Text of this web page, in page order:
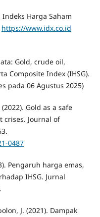
Indeks Harga Saham
https://www.idx.co.id
Gold, crude oil,
Composite Index (IHSG).
pada 06 Agustus 2025)
Gold as a safe
crises. Journal of
0487
Pengaruh harga emas,
IHSG. Jurnal
J. (2021). Dampak